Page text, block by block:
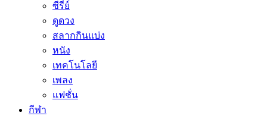
ซีรี่ย์
ดูดวง
สลากกินแบ่ง
หนัง
เทคโนโลยี
เพลง
แฟชั่น
กีฬา